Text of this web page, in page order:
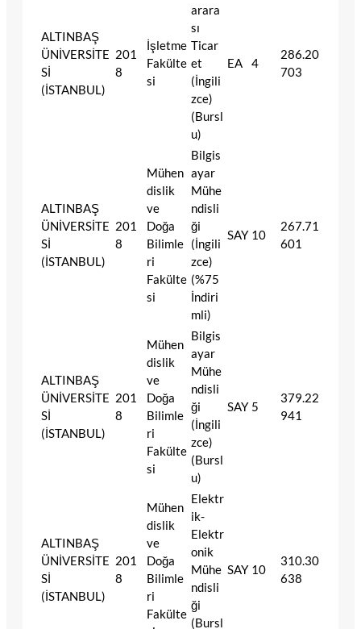
ALTINBAŞ
ÜNİVERSİTE
Sİ
(İSTANBUL)
201
8
İşletme
Fakülte
si
arara
sı
Ticar
et
(İngili
zce)
(Bursl
u)
EA 4
286.20
703
ALTINBAŞ
ÜNİVERSİTE
Sİ
(İSTANBUL)
201
8
Mühen
dislik
ve
Doğa
Bilimle
ri
Fakülte
si
Bilgis
ayar
Mühe
ndisli
ği
(İngili
zce)
(%75
İndiri
mli)
SAY 10
267.71
601
ALTINBAŞ
ÜNİVERSİTE
Sİ
(İSTANBUL)
201
8
Mühen
dislik
ve
Doğa
Bilimle
ri
Fakülte
si
Bilgis
ayar
Mühe
ndisli
ği
(İngili
zce)
(Bursl
u)
SAY 5
379.22
941
ALTINBAŞ
ÜNİVERSİTE
Sİ
(İSTANBUL)
201
8
Mühen
dislik
ve
Doğa
Bilimle
ri
Fakülte
Elektr
ik-
Elektr
onik
Mühe
ndisli
ği
(Bursl
SAY 10
310.30
638